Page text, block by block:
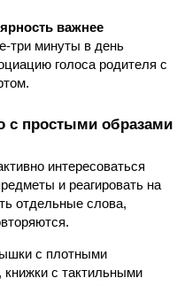
важнее
три минуты в день
голоса родителя с
с простыми образами
интересоваться
и реагировать на
отдельные слова,
с плотными
с тактильными